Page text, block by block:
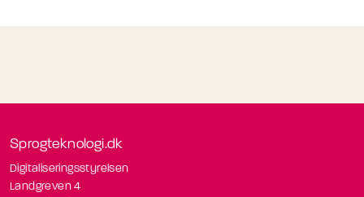
Sprogteknologi.dk
Digitaliseringsstyrelsen
Landgreven 4